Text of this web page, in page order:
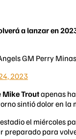
a lanzar en
GM Perry
2023
Mike Troutapenas
sintió dolor en
el miércoles
preparado para